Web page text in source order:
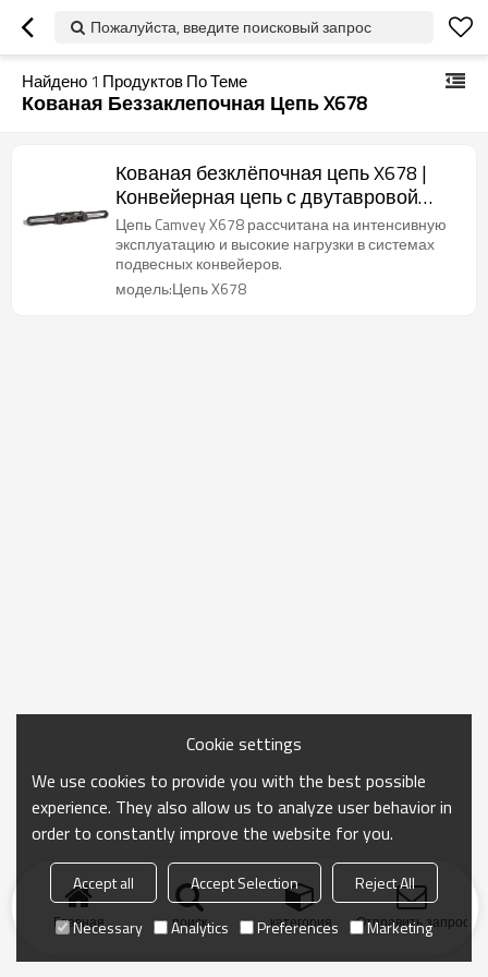
Пожалуйста, введите поисковый запрос
Найдено 1 Продуктов По Теме
Кованая Беззаклепочная Цепь X678
Кованая безклёпочная цепь X678 |
Конвейерная цепь с двутавровой
балкой
Цепь Camvey X678 рассчитана на интенсивную
эксплуатацию и высокие нагрузки в системах
подвесных конвейеров.
модель:Цепь X678
Главная поиск категория Отправить запрос
Cookie settings
We use cookies to provide you with the best possible
experience. They also allow us to analyze user behavior in
order to constantly improve the website for you.
Accept all Accept Selection
Reject All
Necessary
Analytics Preferences Marketing